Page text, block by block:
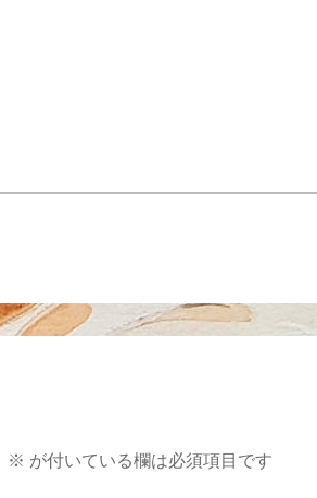
※ が付いている欄は必須項目です